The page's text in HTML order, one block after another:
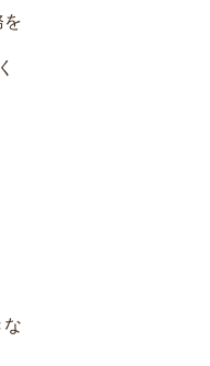
を
な